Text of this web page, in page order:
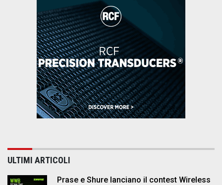
ULTIMI ARTICOLI
Prase e Shure lanciano il contest Wireless